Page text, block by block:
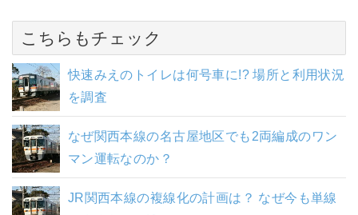
こちらもチェック
快速みえのトイレは何号車に!? 場所と利用状況
を調査
なぜ関西本線の名古屋地区でも2両編成のワン
マン運転なのか？
JR関西本線の複線化の計画は？ なぜ今も単線